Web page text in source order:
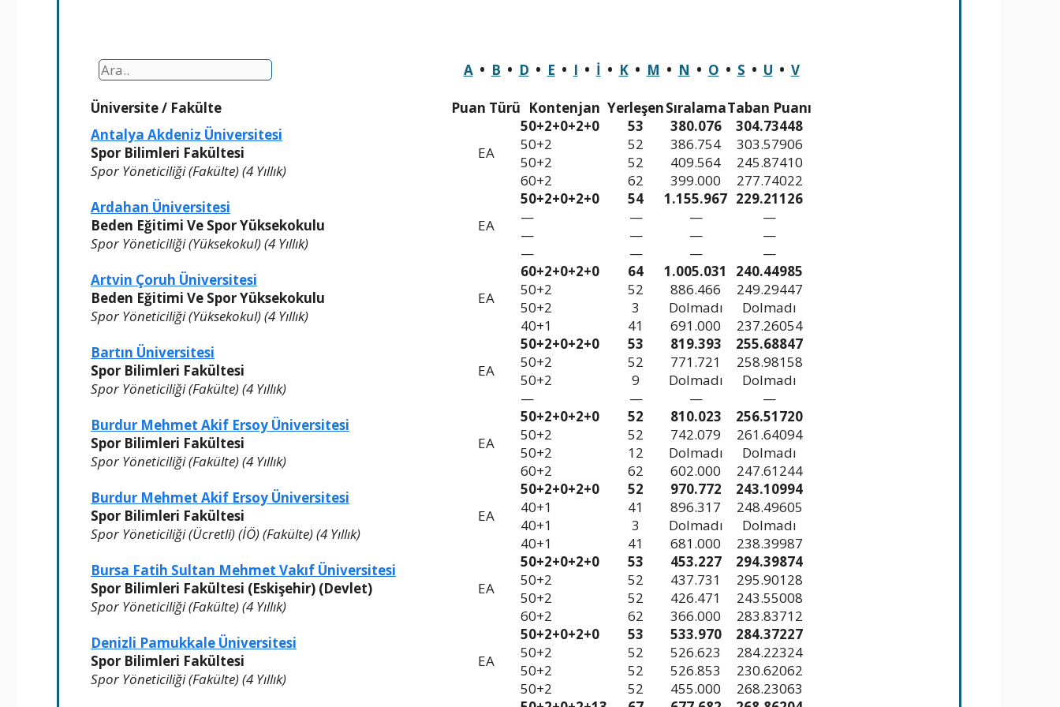
A• B • D • E • I • İ • K• M • N • O • S • U • V
Üniversite/ Fakülte Puan Türü Kontenjan YerleşenSıralamaTaban Puanı
Antalya Akdeniz Üniversitesi
Spor Bilimleri Fakültesi
Spor Yöneticiliği (Fakülte) (4 Yıllık)
EA
50+2+0+2+0
50+2
50+2
60+2
53
52
52
62
380.076
386.754
409.564
399.000
304.73448
303.57906
245.87410
277.74022
Ardahan Üniversitesi
Beden Eğitimi Ve Spor Yüksekokulu
Spor Yöneticiliği (Yüksekokul) (4 Yıllık)
EA
50+2+0+2+0
—
—
—
54
—
—
—
1.155.967
—
—
—
229.21126
—
—
—
Artvin Çoruh Üniversitesi
Beden Eğitimi Ve Spor Yüksekokulu
Spor Yöneticiliği (Yüksekokul) (4 Yıllık)
EA
60+2+0+2+0
50+2
50+2
40+1
64
52
3
41
1.005.031
886.466
Dolmadı
691.000
240.44985
249.29447
Dolmadı
237.26054
Bartın Üniversitesi
Spor Bilimleri Fakültesi
Spor Yöneticiliği (Fakülte) (4 Yıllık)
EA
50+2+0+2+0
50+2
50+2
—
53
52
9
—
819.393
771.721
Dolmadı
—
255.68847
258.98158
Dolmadı
—
Burdur Mehmet Akif Ersoy Üniversitesi
Spor Bilimleri Fakültesi
Spor Yöneticiliği (Fakülte) (4 Yıllık)
EA
50+2+0+2+0
50+2
50+2
60+2
52
52
12
62
810.023
742.079
Dolmadı
602.000
256.51720
261.64094
Dolmadı
247.61244
Burdur Mehmet Akif Ersoy Üniversitesi
Spor Bilimleri Fakültesi
Spor Yöneticiliği (Ücretli) (İÖ) (Fakülte) (4 Yıllık)
EA
50+2+0+2+0
40+1
40+1
40+1
52
41
3
41
970.772
896.317
Dolmadı
681.000
243.10994
248.49605
Dolmadı
238.39987
Bursa Fatih Sultan Mehmet Vakıf Üniversitesi
Spor Bilimleri Fakültesi (Eskişehir) (Devlet)
Spor Yöneticiliği (Fakülte) (4 Yıllık)
EA
50+2+0+2+0
50+2
50+2
60+2
53
52
52
62
453.227
437.731
426.471
366.000
294.39874
295.90128
243.55008
283.83712
Denizli Pamukkale Üniversitesi
Spor Bilimleri Fakültesi
Spor Yöneticiliği (Fakülte) (4 Yıllık)
EA
50+2+0+2+0
50+2
50+2
50+2
53
52
52
52
533.970
526.623
526.853
455.000
284.37227
284.22324
230.62062
268.23063